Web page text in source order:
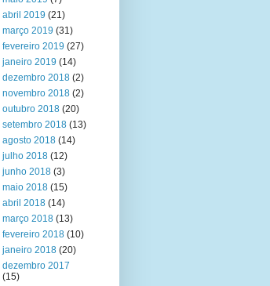
abril 2019 (21)
março 2019 (31)
fevereiro 2019 (27)
janeiro 2019 (14)
dezembro 2018 (2)
novembro 2018 (2)
outubro 2018 (20)
setembro 2018 (13)
agosto 2018 (14)
julho 2018 (12)
junho 2018 (3)
maio 2018 (15)
abril 2018 (14)
março 2018 (13)
fevereiro 2018 (10)
janeiro 2018 (20)
dezembro 2017
(15)